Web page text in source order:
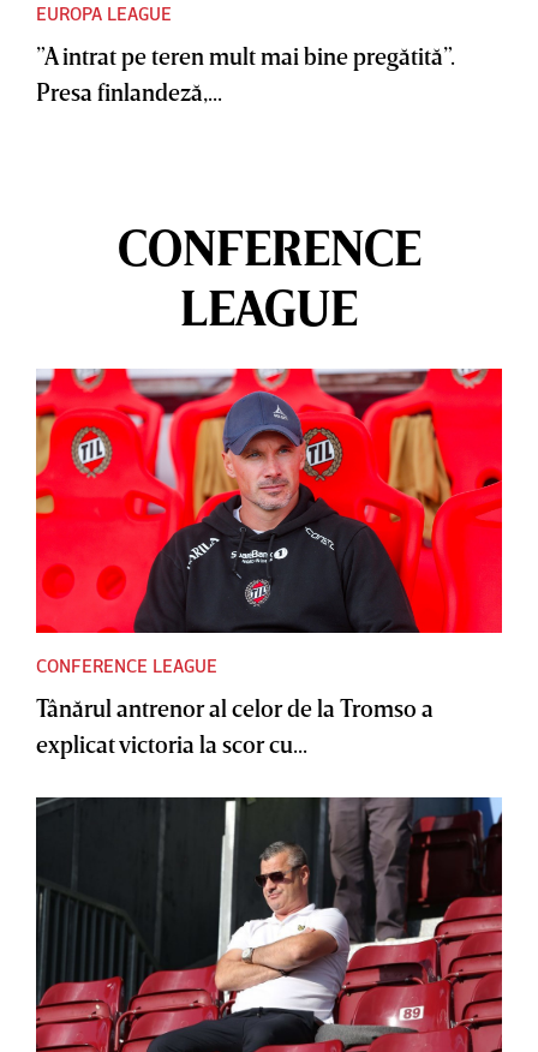
EUROPA LEAGUE
”A intrat pe teren mult mai bine pregătită”.
Presa finlandeză,...
CONFERENCE
LEAGUE
CONFERENCE LEAGUE
Tânărul antrenor al celor de la Tromso a
explicat victoria la scor cu...